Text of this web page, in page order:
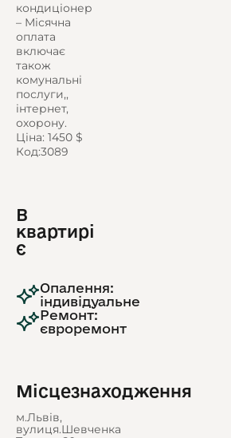
кондиціонер
– Місячна
оплата
включає
також
комунальні
послуги,,
інтернет,
охорону.
Ціна: 1450 $
Код:3089
В
квартирі
є
Опалення:
індивідуальне
Ремонт:
євроремонт
Місцезнаходження
м.Львів,
вулиця.Шевченка